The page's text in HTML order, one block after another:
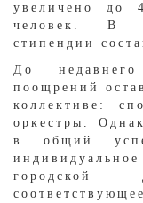
увеличено
человек. В
стипендии
До
поощрений
коллективе:
оркестры.
в общий